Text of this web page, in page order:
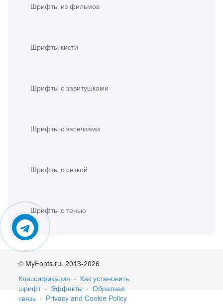
Шрифты из фильмов
Шрифты кисти
Шрифты с завитушками
Шрифты с засечками
Шрифты с сеткой
Шрифты с тенью
© MyFonts.ru. 2013-2026
Классификация · Как установить
шрифт · Эффекты · Обратная
связь · Privacy and Cookie Policy